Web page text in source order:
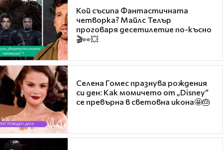
Кой съсипа Фантастичната
четворка? Майлс Телър
проговаря десетилетие по-късно
🎬👀💥
Селена Гомес празнува рождения
си ден: Как момичето от „Disney“
се превърна в световна икона🤩🎂